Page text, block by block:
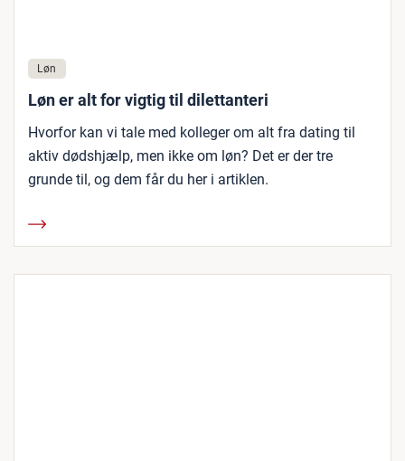
Løn
Løn er alt for vigtig til dilettanteri
Hvorfor kan vi tale med kolleger om alt fra dating til
aktiv dødshjælp, men ikke om løn? Det er der tre
grunde til, og dem får du her i artiklen.